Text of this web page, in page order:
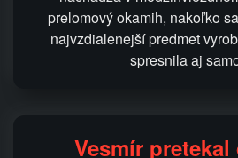
prelomový okamih, nakoľko
najvzdialenejší predmet
spresnila aj
Vesmír